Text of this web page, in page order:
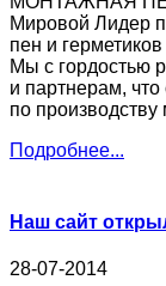
Мировой Лидер
пен и
Мы с гордостью
и партнерам,
по
Подробнее...
Наш сайт
28-07-2014